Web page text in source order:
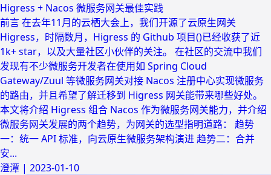
Higress + Nacos 微服务网关最佳实践
前言 在去年11月的云栖大会上，我们开源了云原生网关
Higress，时隔数月，Higress 的 Github 项目()已经收获了近
1k+ star，以及大量社区小伙伴的关注。 在社区的交流中我们
发现有不少微服务开发者在使用如 Spring Cloud
Gateway/Zuul 等微服务网关对接 Nacos 注册中心实现微服务
的路由，并且希望了解迁移到 Higress 网关能带来哪些好处。
本文将介绍 Higress 组合 Nacos 作为微服务网关能力，并介绍
微服务网关发展的两个趋势，为网关的选型指明道路： 趋势
一：统一 API 标准，向云原生微服务架构演进 趋势二：合并
安...
澄潭 | 2023-01-10